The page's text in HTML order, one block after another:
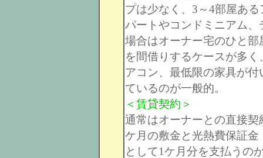
プは少なく、3～4部屋ある
パートやコンドミニアム
場合はオーナー宅のひと部
を間借りするケースが多
アコン、最低限の家具が付
ているのが一般的。
＜賃貸契約＞
通常はオーナーとの直接
ケ月の敷金と光熱費保証金
として1ケ月分を支払うの